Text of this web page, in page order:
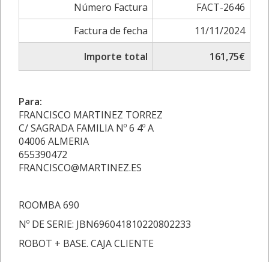
Número Factura
FACT-2646
Factura de fecha
11/11/2024
Importe total
161,75€
Para:
FRANCISCO MARTINEZ TORREZ
C/ SAGRADA FAMILIA Nº 6 4º A
04006 ALMERIA
655390472
FRANCISCO@MARTINEZ.ES
ROOMBA 690
Nº DE SERIE: JBN696041810220802233
ROBOT + BASE. CAJA CLIENTE